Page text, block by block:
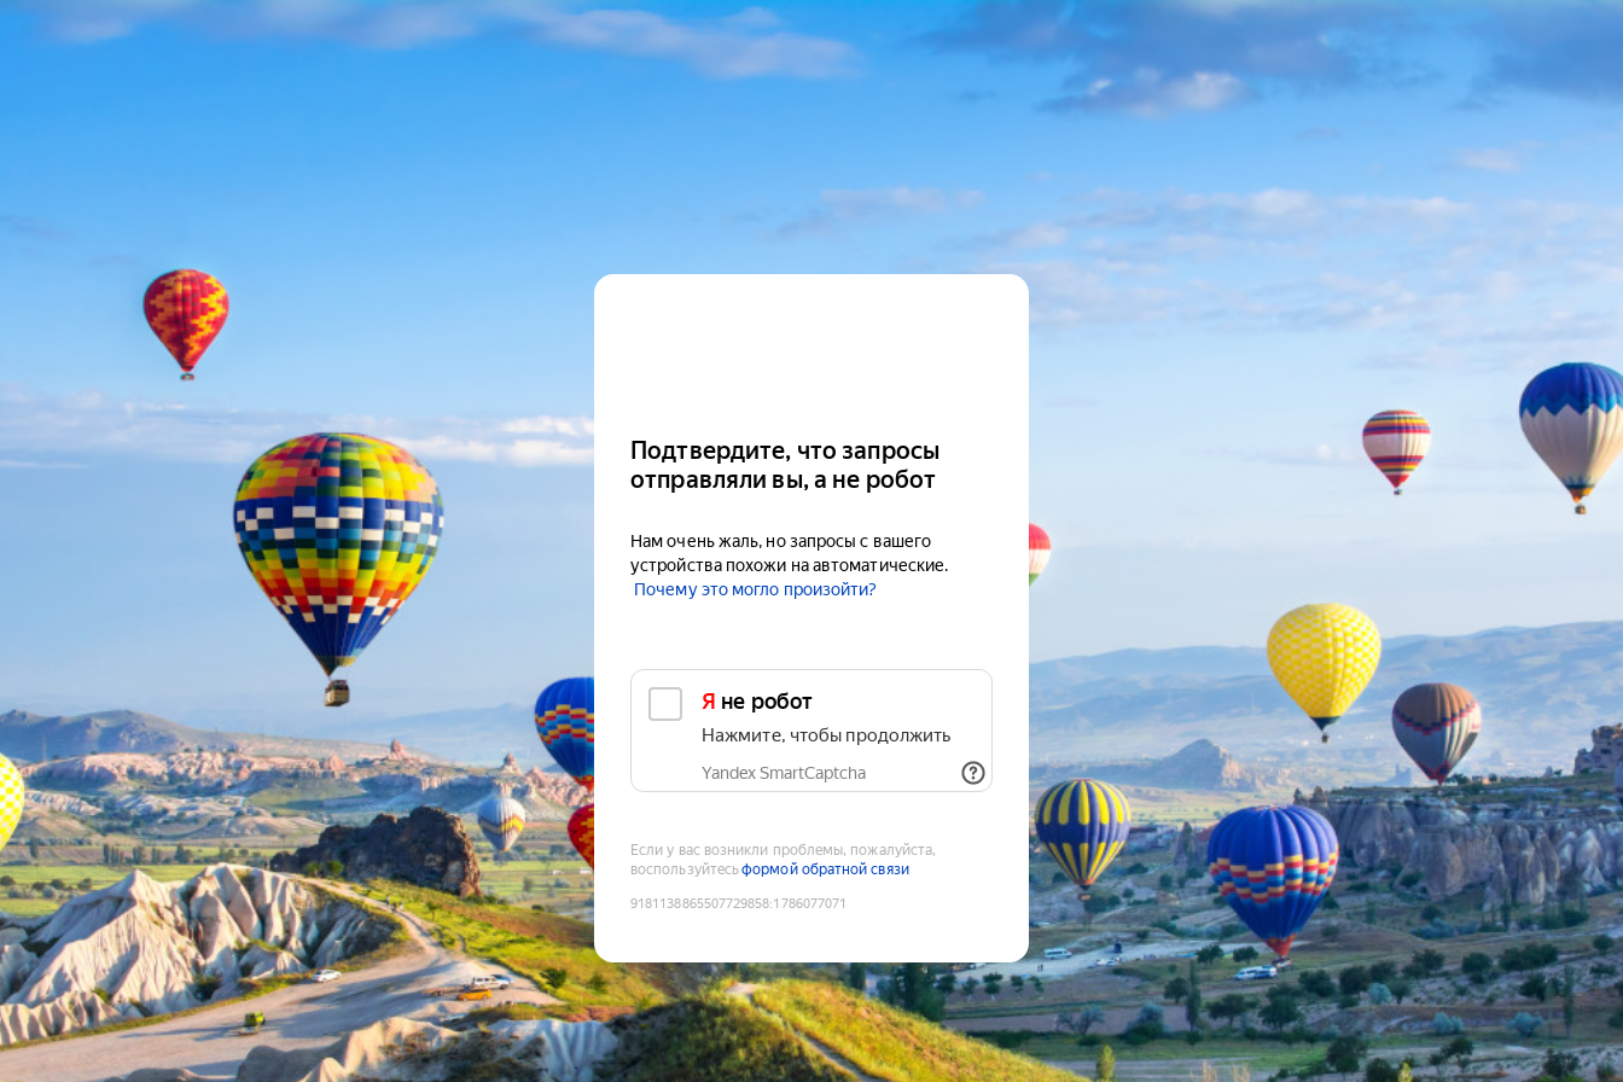
Подтвердите, что запросы
отправляли вы, а не робот
Нам очень жаль, но запросы с вашего
устройства похожи на автоматические.
Почему это могло произойти?
Я не робот
Нажмите, чтобы продолжить
Yandex SmartCaptcha
Если у вас возникли проблемы, пожалуйста,
воспользуйтесьформой обратной связи
9181138865507729858:1786077071